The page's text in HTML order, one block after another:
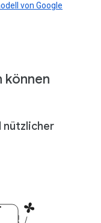
von Google
können
nützlicher